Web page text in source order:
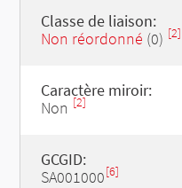
Classe de liaison:
Non réordonné (0) [2]
Caractère miroir:
Non [2]
GCGID:
SA001000[6]